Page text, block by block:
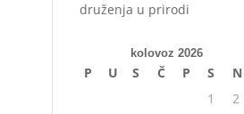
druženja u prirodi
kolovoz 2026
P U S Č P S
N
1
2